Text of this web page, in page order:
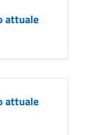
attuale
attuale